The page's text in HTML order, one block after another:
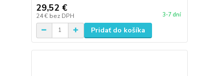
29,52 €
24 € bez DPH 3-7 dní
Pridať do košíka